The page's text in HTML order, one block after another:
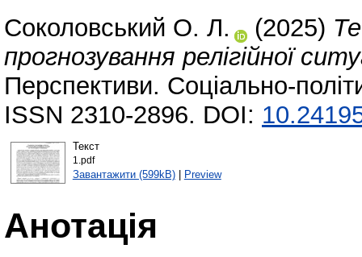
Соколовський О. Л. (2025)
прогнозування релігійної
Перспективи. Соціально-
ISSN 2310-2896. DOI:
Текст
1.pdf
Завантажити (599kB)| Preview
Анотація